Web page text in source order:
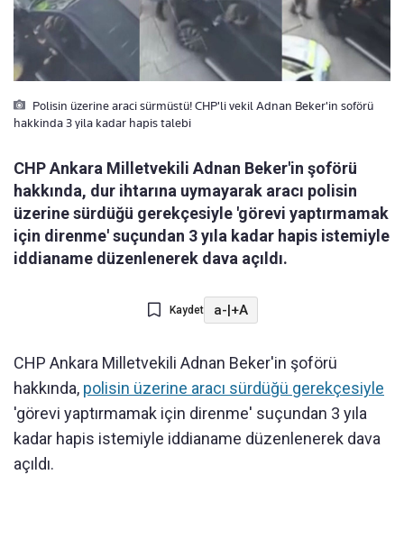
Polisin üzerine araci sürmüstü! CHP'li vekil Adnan Beker'in soförü
hakkinda 3 yila kadar hapis talebi
CHP Ankara Milletvekili Adnan Beker'in şoförü
hakkında, dur ihtarına uymayarak aracı polisin
üzerine sürdüğü gerekçesiyle 'görevi yaptırmamak
için direnme' suçundan 3 yıla kadar hapis istemiyle
iddianame düzenlenerek dava açıldı.
Kaydet a-|+A
CHP Ankara Milletvekili Adnan Beker'in şoförü
hakkında, polisin üzerine aracı sürdüğü gerekçesiyle
'görevi yaptırmamak için direnme' suçundan 3 yıla
kadar hapis istemiyle iddianame düzenlenerek dava
açıldı.